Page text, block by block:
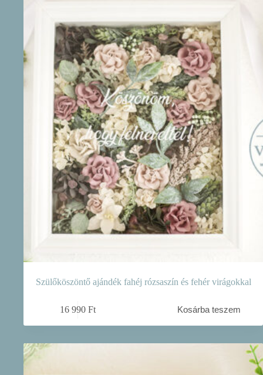
Szülőköszöntő ajándék fahéj rózsaszín és fehér virágokkal
16 990 Ft Kosárba teszem